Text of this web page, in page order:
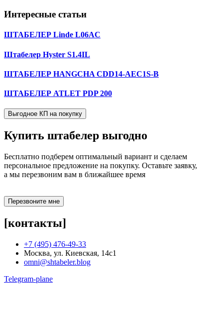
Интересные статьи
ШТАБЕЛЕР Linde L06AC
Штабелер Hyster S1.4IL
ШТАБЕЛЕР HANGCHA CDD14-AEC1S-B
ШТАБЕЛЕР ATLET PDP 200
Выгодное КП на покупку
Купить штабелер выгодно
Бесплатно подберем оптимальный вариант и сделаем
персональное предложение на покупку. Оставьте заявку,
а мы перезвоним вам в ближайшее время
Перезвоните мне
[контакты]
+7 (495) 476-49-33
Москва, ул. Киевская, 14с1
omni@shtabeler.blog
Telegram-plane